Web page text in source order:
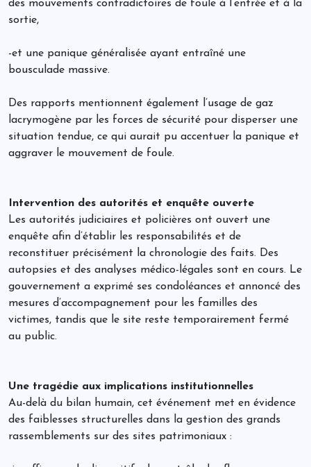
des mouvements contradictoires de foule à l’entrée et à la
sortie,
-et une panique généralisée ayant entraîné une
bousculade massive.
Des rapports mentionnent également l’usage de gaz
lacrymogène par les forces de sécurité pour disperser une
situation tendue, ce qui aurait pu accentuer la panique et
aggraver le mouvement de foule.
Intervention des autorités et enquête ouverte
Les autorités judiciaires et policières ont ouvert une
enquête afin d’établir les responsabilités et de
reconstituer précisément la chronologie des faits. Des
autopsies et des analyses médico-légales sont en cours. Le
gouvernement a exprimé ses condoléances et annoncé des
mesures d’accompagnement pour les familles des
victimes, tandis que le site reste temporairement fermé
au public.
Une tragédie aux implications institutionnelles
Au-delà du bilan humain, cet événement met en évidence
des faiblesses structurelles dans la gestion des grands
rassemblements sur des sites patrimoniaux :